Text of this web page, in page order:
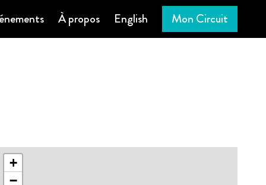
À propos English Mon Circuit
+
−